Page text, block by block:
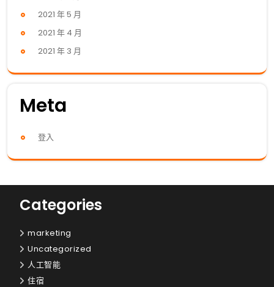
2021 年 5 月
2021 年 4 月
2021 年 3 月
Meta
登入
Categories
marketing
Uncategorized
人工智能
住宿